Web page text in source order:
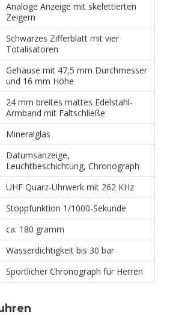
Analoge Anzeige mit skelettierten
Zeigern
Schwarzes Zifferblatt mit vier
Totalisatoren
Gehäuse mit 47,5 mm Durchmesser
und 16 mm Höhe
24 mm breites mattes Edelstahl-
Armband mit Faltschließe
Mineralglas
Datumsanzeige,
Leuchtbeschichtung, Chronograph
UHF Quarz-Uhrwerk mit 262 KHz
Stoppfunktion 1/1000-Sekunde
ca. 180 gramm
Wasserdichtigkeit bis 30 bar
Sportlicher Chronograph für Herren